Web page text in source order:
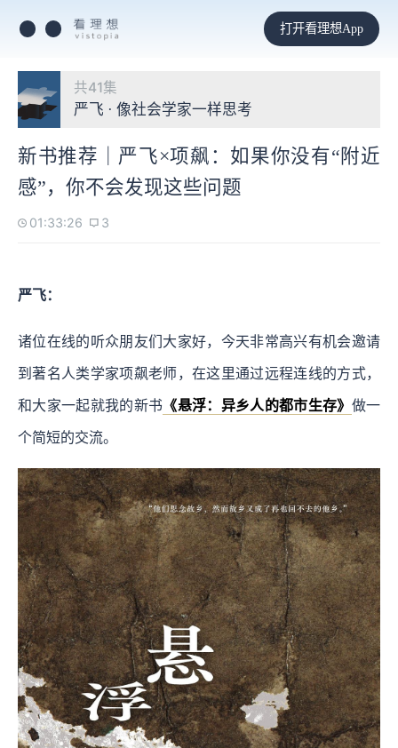
打开看理想App
共41集
严飞 · 像社会学家一样思考
新书推荐｜严飞×项飙：如果你没有“附近
感”，你不会发现这些问题
01:33:26 3
严飞：
诸位在线的听众朋友们大家好，今天非常高兴有机会邀请
到著名人类学家项飙老师，在这里通过远程连线的方式，
和大家一起就我的新书 《悬浮：异乡人的都市生存》 做一
个简短的交流。